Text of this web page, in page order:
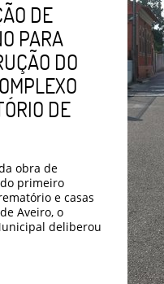
DE
PARA
DO
DE
obra de
primeiro
e casas
Aveiro, o
deliberou